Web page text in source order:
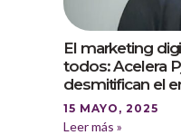
El marketing
todos: Acelera
desmitifican el
15 MAYO, 2025
Leer más »